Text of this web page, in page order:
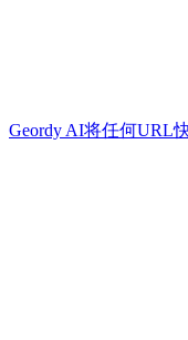
Geordy AI将任何URL